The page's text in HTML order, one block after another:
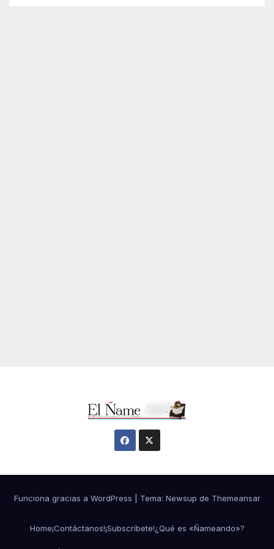
Funciona gracias a WordPress Tema: Newsup de Themeansar
Home¡Contáctanos!¡Subscríbete!¿Qué es «Ñameando»?